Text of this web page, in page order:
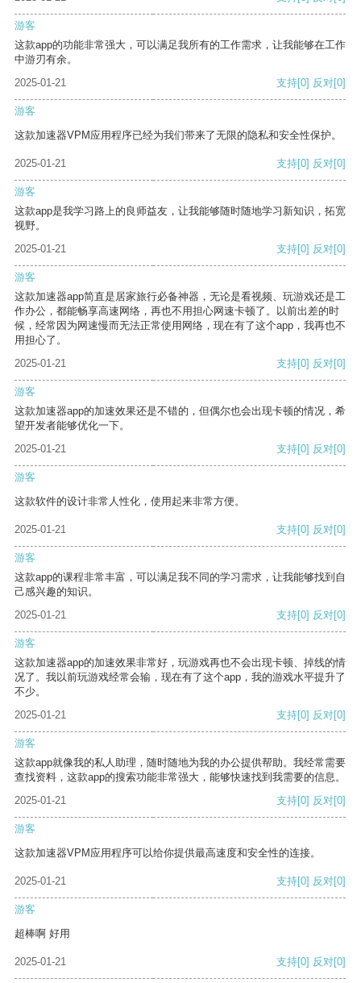
游客
这款app的功能非常强大，可以满足我所有的工作需求，让我能够在工作
中游刃有余。
2025-01-21
支持[0] 反对[0]
游客
这款加速器VPM应用程序已经为我们带来了无限的隐私和安全性保护。
2025-01-21 支持[0] 反对[0]
游客
这款app是我学习路上的良师益友，让我能够随时随地学习新知识，拓宽
视野。
2025-01-21
支持[0] 反对[0]
游客
这款加速器app简直是居家旅行必备神器，无论是看视频、玩游戏还是工
作办公，都能畅享高速网络，再也不用担心网速卡顿了。以前出差的时
候，经常因为网速慢而无法正常使用网络，现在有了这个app，我再也不
用担心了。
2025-01-21
支持[0] 反对[0]
游客
这款加速器app的加速效果还是不错的，但偶尔也会出现卡顿的情况，希
望开发者能够优化一下。
2025-01-21
支持[0] 反对[0]
游客
这款软件的设计非常人性化，使用起来非常方便。
2025-01-21 支持[0] 反对[0]
游客
这款app的课程非常丰富，可以满足我不同的学习需求，让我能够找到自
己感兴趣的知识。
2025-01-21
支持[0] 反对[0]
游客
这款加速器app的加速效果非常好，玩游戏再也不会出现卡顿、掉线的情
况了。我以前玩游戏经常会输，现在有了这个app，我的游戏水平提升了
不少。
2025-01-21
支持[0] 反对[0]
游客
这款app就像我的私人助理，随时随地为我的办公提供帮助。我经常需要
查找资料，这款app的搜索功能非常强大，能够快速找到我需要的信息。
2025-01-21
支持[0] 反对[0]
游客
这款加速器VPM应用程序可以给你提供最高速度和安全性的连接。
2025-01-21 支持[0] 反对[0]
游客
超棒啊 好用
2025-01-21 支持[0] 反对[0]